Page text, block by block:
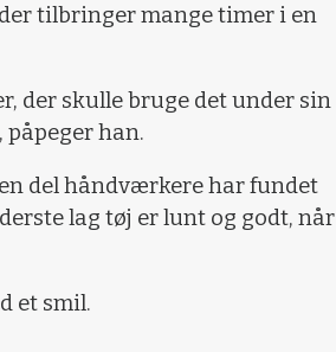
tilbringer mange timer i en
der skulle bruge det under sin
han.
del håndværkere har fundet
lag tøj er lunt og godt, når
et smil.